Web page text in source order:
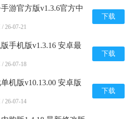
游官方版v1.3.6官方中
26-07-21
下载
手机版v1.3.16 安卓最
26-07-18
下载
机版v10.13.00 安卓版
26-07-14
下载